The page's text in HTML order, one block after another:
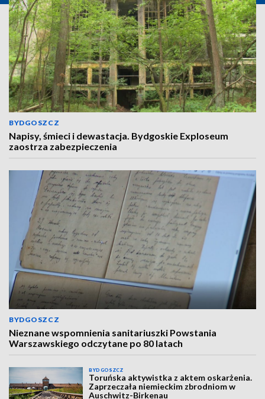
BYDGOSZCZ
Napisy, śmieci i dewastacja. Bydgoskie Exploseum
zaostrza zabezpieczenia
BYDGOSZCZ
Nieznane wspomnienia sanitariuszki Powstania
Warszawskiego odczytane po 80 latach
BYDGOSZCZ
Toruńska aktywistka z aktem oskarżenia.
Zaprzeczała niemieckim zbrodniom w
Auschwitz-Birkenau